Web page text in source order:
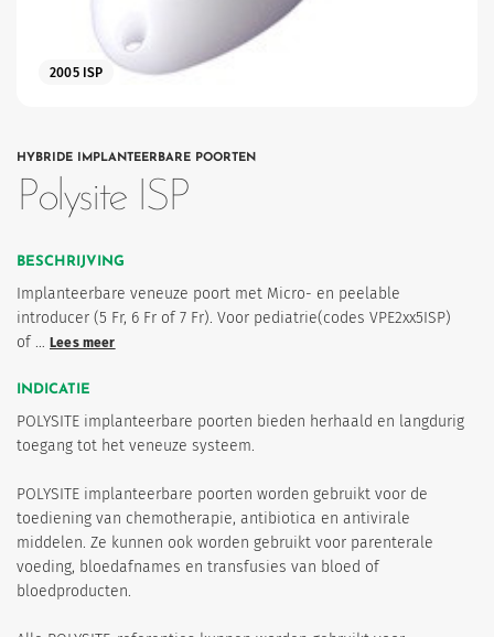
2005 ISP
HYBRIDE IMPLANTEERBARE POORTEN
Polysite ISP
BESCHRIJVING
Implanteerbare veneuze poort met Micro- en peelable
introducer (5 Fr, 6 Fr of 7 Fr). Voor pediatrie(codes VPE2xx5ISP)
of … Lees meer
INDICATIE
POLYSITE implanteerbare poorten bieden herhaald en langdurig
toegang tot het veneuze systeem.
POLYSITE implanteerbare poorten worden gebruikt voor de
toediening van chemotherapie, antibiotica en antivirale
middelen. Ze kunnen ook worden gebruikt voor parenterale
voeding, bloedafnames en transfusies van bloed of
bloedproducten.